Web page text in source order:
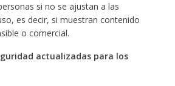
si no se ajustan a las
es decir, si muestran contenido
o comercial.
actualizadas para los